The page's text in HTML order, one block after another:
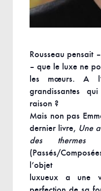
Rousseau pensait
– que le luxe ne
les mœurs. A
grandissantes
raison ?
Mais non pas
dernier livre, Une
des thermes
(Passés/
l’objet
luxueux a une